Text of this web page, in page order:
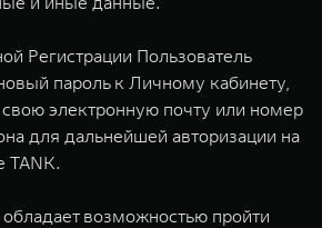
Регистрации Пользователь
пароль к Личному кабинету,
свою электронную почту или номер
для дальнейшей авторизации на
TANK.
возможностью пройти